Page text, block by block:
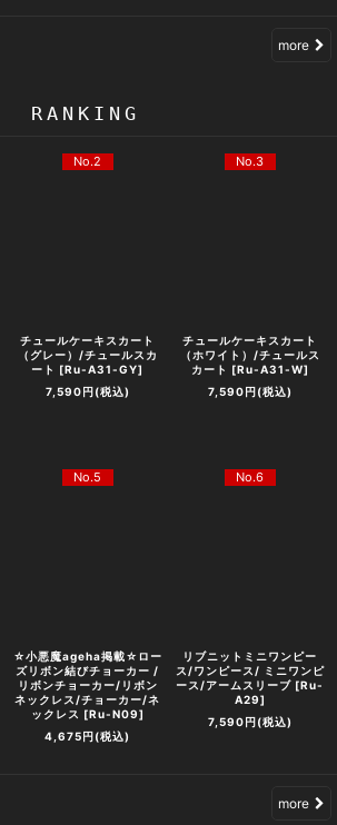
more
RANKING
No.2
チュールケーキスカート
（グレー）/チュールスカ
ート [Ru-A31-GY]
7,590円(税込)
No.3
チュールケーキスカート
（ホワイト）/チュールス
カート [Ru-A31-W]
7,590円(税込)
No.5
☆小悪魔ageha掲載☆ロー
ズリボン結びチョーカー /
リボンチョーカー/リボン
ネックレス/チョーカー/ネ
ックレス [Ru-N09]
4,675円(税込)
No.6
リブニットミニワンピー
ス/ワンピース/ ミニワンピ
ース/アームスリーブ [Ru-
A29]
7,590円(税込)
more